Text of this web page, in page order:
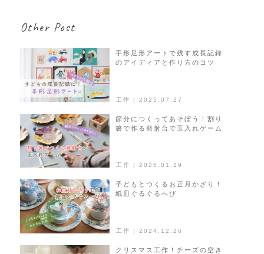
ゲ
Other Post
工作 | 2025.07.27
手形足形アートで残す成長記録
のアイディアと作り方のコツ
工作 | 2025.01.19
節分につくってあそぼう！割り
箸で作る発射台で玉入れゲーム
工作 | 2024.12.26
子どもとつくるお正月かざり！
紙皿ぐるぐるへび
クリスマス工作！チーズの空き